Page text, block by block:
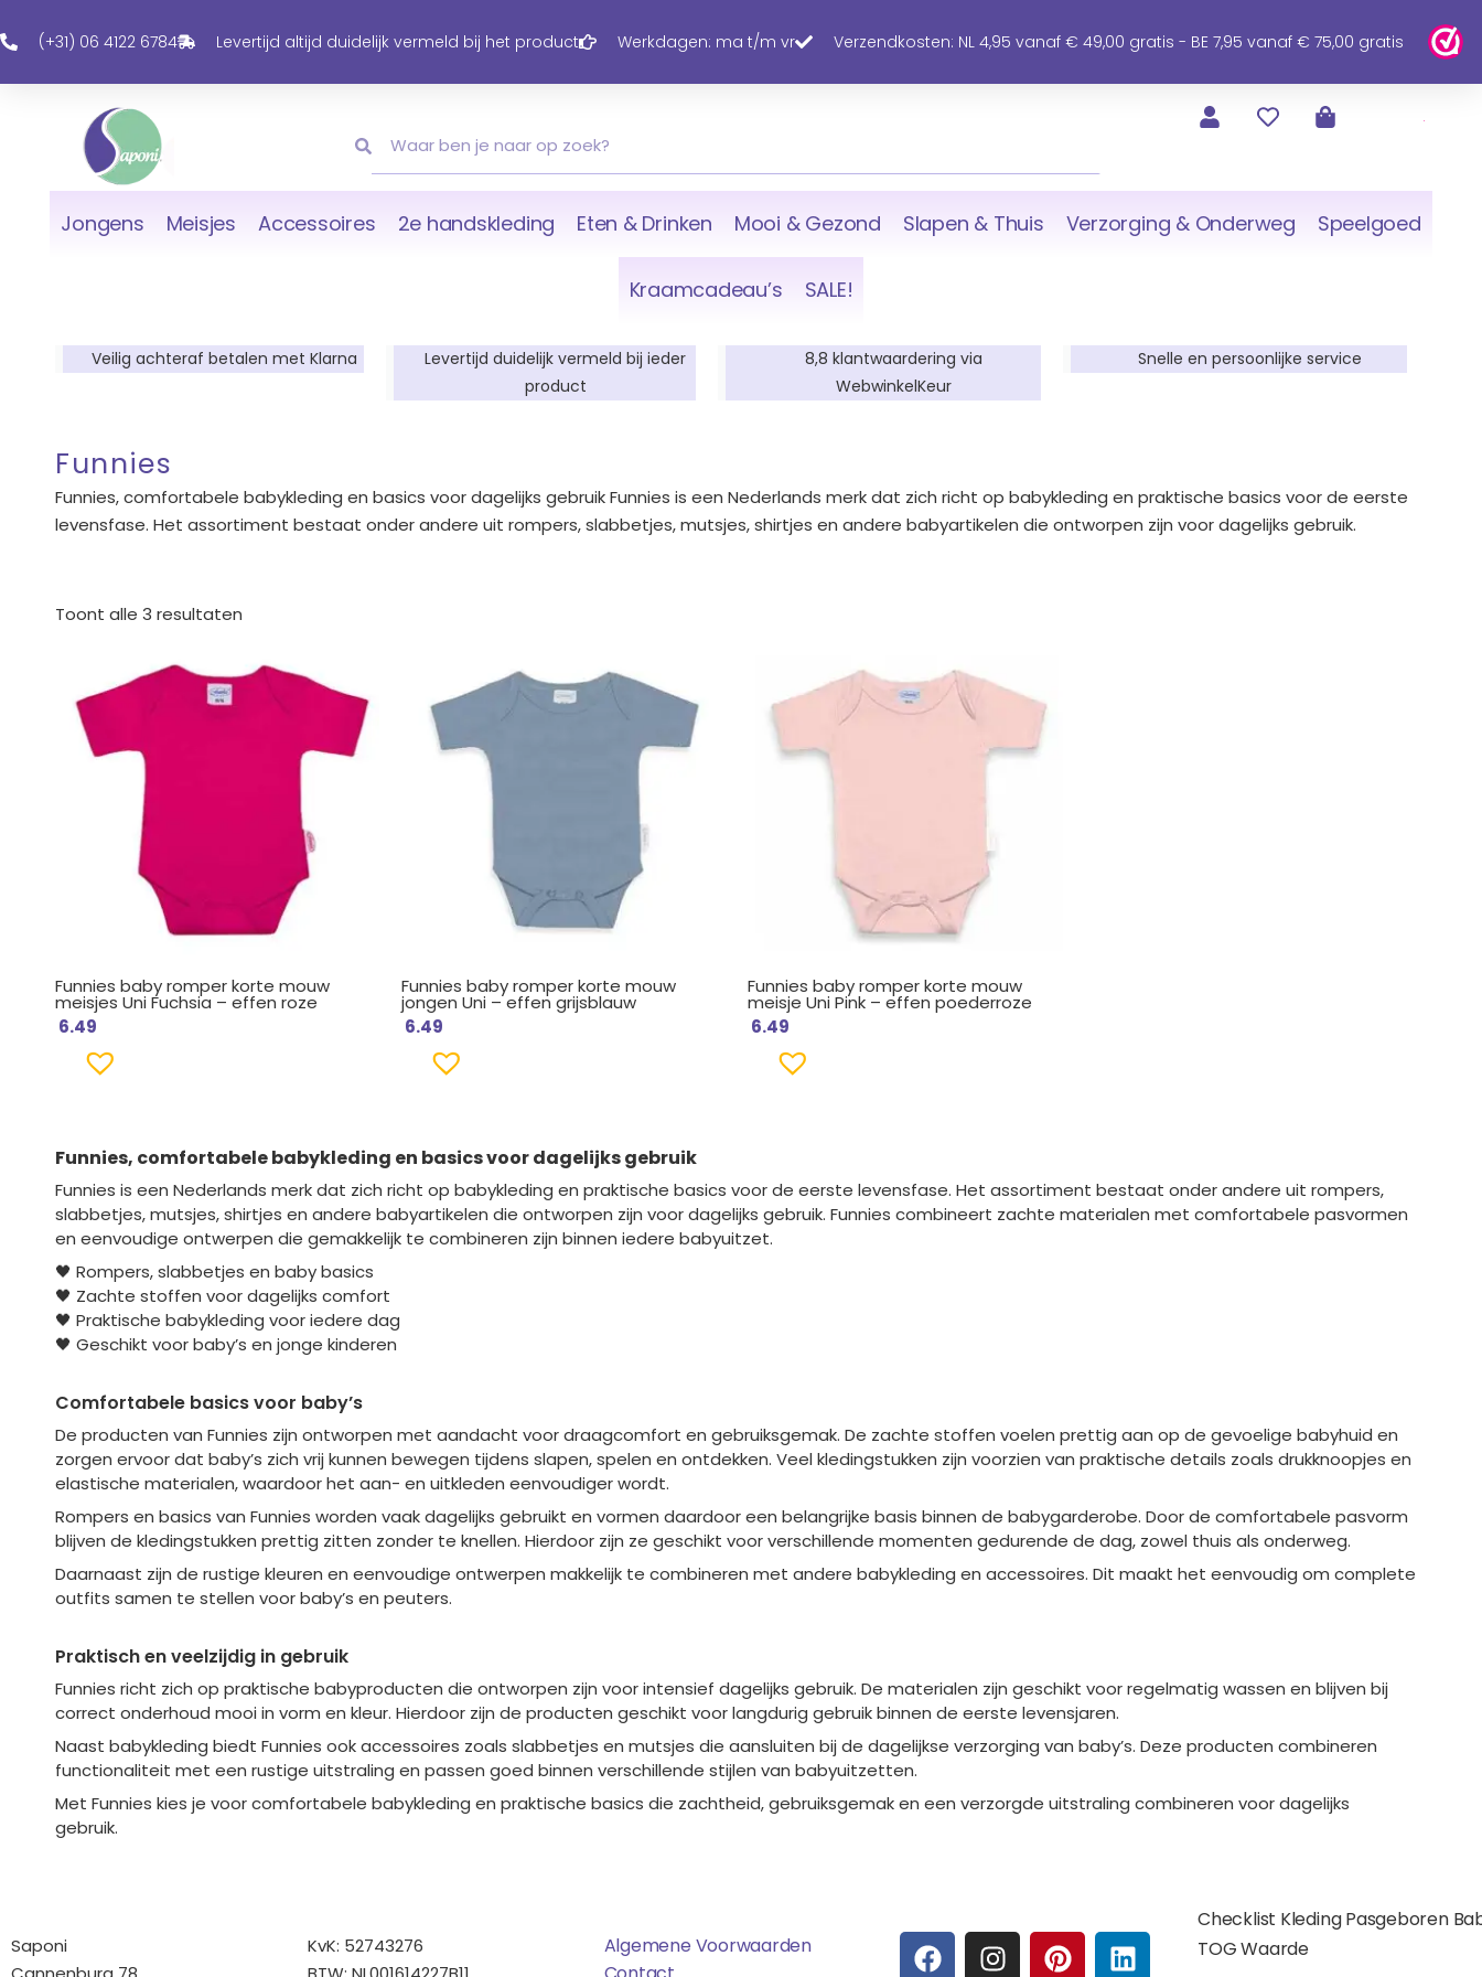
Naar
Inhoud
(+31) 06 4122 6784 Levertijd altijd duidelijk vermeld bij het product Werkdagen: ma t/m vr Verzendkosten: NL 4,95 vanaf € 49,00 gratis - BE 7,95 vanaf € 75,00 gratis
Jongens Meisjes Accessoires 2e handskleding Eten & Drinken Mooi & Gezond Slapen & Thuis Verzorging & Onderweg Speelgoed
Kraamcadeau’s SALE!
Veilig achteraf betalen met Klarna
Levertijd duidelijk vermeld bij ieder
product
8,8 klantwaardering via
WebwinkelKeur
Snelle en persoonlijke service
Funnies
Funnies, comfortabele babykleding en basics voor dagelijks gebruik Funnies is een Nederlands merk dat zich richt op babykleding en praktische basics voor de eerste
levensfase. Het assortiment bestaat onder andere uit rompers, slabbetjes, mutsjes, shirtjes en andere babyartikelen die ontworpen zijn voor dagelijks gebruik.
Toont alle 3 resultaten
Funnies baby romper korte mouw
meisjes Uni Fuchsia – effen roze
6.49
Funnies baby romper korte mouw
jongen Uni – effen grijsblauw
6.49
Funnies baby romper korte mouw
meisje Uni Pink – effen poederroze
6.49
Funnies, comfortabele babykleding en basics voor dagelijks gebruik
Funnies is een Nederlands merk dat zich richt op babykleding en praktische basics voor de eerste levensfase. Het assortiment bestaat onder andere uit rompers,
slabbetjes, mutsjes, shirtjes en andere babyartikelen die ontworpen zijn voor dagelijks gebruik. Funnies combineert zachte materialen met comfortabele pasvormen
en eenvoudige ontwerpen die gemakkelijk te combineren zijn binnen iedere babyuitzet.
🖤 Rompers, slabbetjes en baby basics
🖤 Zachte stoffen voor dagelijks comfort
🖤 Praktische babykleding voor iedere dag
🖤 Geschikt voor baby’s en jonge kinderen
Comfortabele basics voor baby’s
De producten van Funnies zijn ontworpen met aandacht voor draagcomfort en gebruiksgemak. De zachte stoffen voelen prettig aan op de gevoelige babyhuid en
zorgen ervoor dat baby’s zich vrij kunnen bewegen tijdens slapen, spelen en ontdekken. Veel kledingstukken zijn voorzien van praktische details zoals drukknoopjes en
elastische materialen, waardoor het aan- en uitkleden eenvoudiger wordt.
Rompers en basics van Funnies worden vaak dagelijks gebruikt en vormen daardoor een belangrijke basis binnen de babygarderobe. Door de comfortabele pasvorm
blijven de kledingstukken prettig zitten zonder te knellen. Hierdoor zijn ze geschikt voor verschillende momenten gedurende de dag, zowel thuis als onderweg.
Daarnaast zijn de rustige kleuren en eenvoudige ontwerpen makkelijk te combineren met andere babykleding en accessoires. Dit maakt het eenvoudig om complete
outfits samen te stellen voor baby’s en peuters.
Praktisch en veelzijdig in gebruik
Funnies richt zich op praktische babyproducten die ontworpen zijn voor intensief dagelijks gebruik. De materialen zijn geschikt voor regelmatig wassen en blijven bij
correct onderhoud mooi in vorm en kleur. Hierdoor zijn de producten geschikt voor langdurig gebruik binnen de eerste levensjaren.
Naast babykleding biedt Funnies ook accessoires zoals slabbetjes en mutsjes die aansluiten bij de dagelijkse verzorging van baby’s. Deze producten combineren
functionaliteit met een rustige uitstraling en passen goed binnen verschillende stijlen van babyuitzetten.
Met Funnies kies je voor comfortabele babykleding en praktische basics die zachtheid, gebruiksgemak en een verzorgde uitstraling combineren voor dagelijks
gebruik.
Saponi
KvK: 52743276
Algemene Voorwaarden
F I P L
T
Checklist Kleding Pasgeboren
TOG Waarde